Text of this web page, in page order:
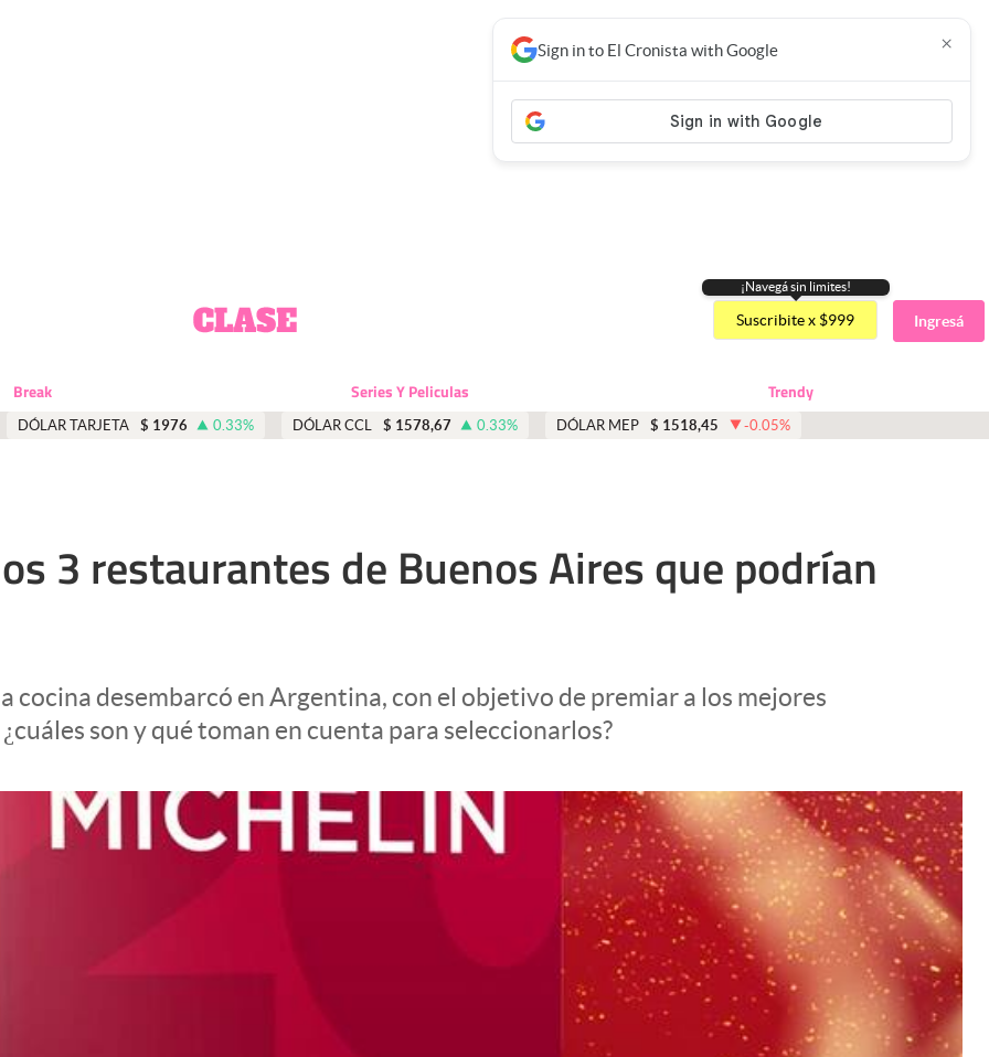
¡Navegá sin limites!
Suscribite x $999 Ingresá
Break Series Y Peliculas Trendy
DÓLAR TARJETA $ 1976 0.33% DÓLAR CCL $ 1578,67 0.33% DÓLAR MEP $ 1518,45 -0.05%
Sign in to El Cronista with Google ×
3 restaurantes de Buenos Aires que podrían
cocina desembarcó en Argentina, con el objetivo de premiar a los mejores
son y qué toman en cuenta para seleccionarlos?